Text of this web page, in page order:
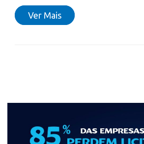
Ver Mais